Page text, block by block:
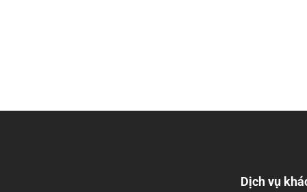
Dịch vụ